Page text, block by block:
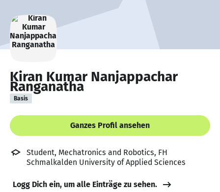
Kiran Kumar Nanjappachar
Ranganatha
Basis
Ganzes Profil ansehen
Student, Mechatronics and Robotics, FH
Schmalkalden University of Applied Sciences
Logg Dich ein, um alle Einträge zu sehen.